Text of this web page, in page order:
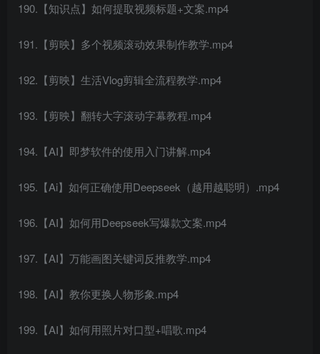
190.【知识点】如何提取视频标题+文案.mp4
191.【剪映】多个视频滚动效果制作教学.mp4
192.【剪映】生活Vlog剪辑全流程教学.mp4
193.【剪映】翻转大字滚动字幕教程.mp4
194.【AI】即梦软件的使用入门讲解.mp4
195.【Ai】如何正确使用Deepseek（越用越聪明）.mp4
196.【AI】如何用Deepseek写爆款文案.mp4
197.【AI】万能画图关键词反推教学.mp4
198.【AI】教你更换人物形象.mp4
199.【AI】如何用照片对口型+唱歌.mp4